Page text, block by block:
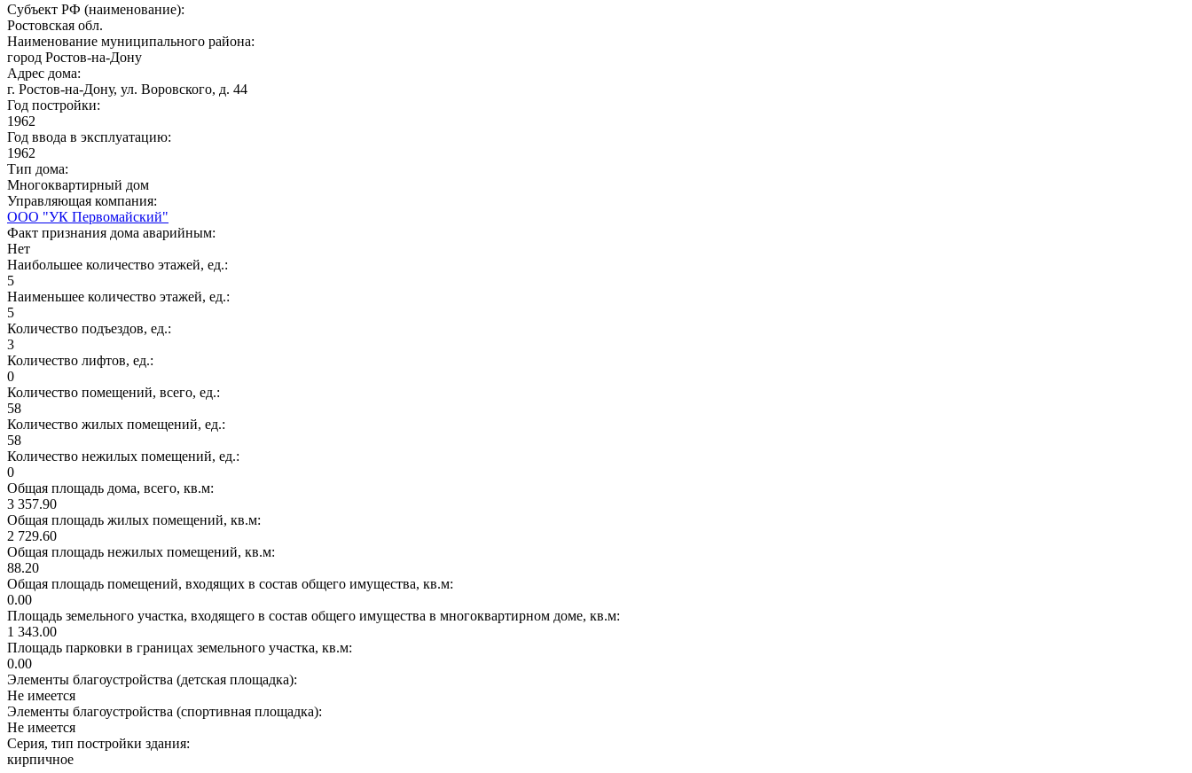
Субъект РФ (наименование):
Ростовская обл.
Наименование муниципального района:
город Ростов-на-Дону
Адрес дома:
г. Ростов-на-Дону, ул. Воровского, д. 44
Год постройки:
1962
Год ввода в эксплуатацию:
1962
Тип дома:
Многоквартирный дом
Управляющая компания:
ООО "УК Первомайский"
Факт признания дома аварийным:
Нет
Наибольшее количество этажей, ед.:
5
Наименьшее количество этажей, ед.:
5
Количество подъездов, ед.:
3
Количество лифтов, ед.:
0
Количество помещений, всего, ед.:
58
Количество жилых помещений, ед.:
58
Количество нежилых помещений, ед.:
0
Общая площадь дома, всего, кв.м:
3 357.90
Общая площадь жилых помещений, кв.м:
2 729.60
Общая площадь нежилых помещений, кв.м:
88.20
Общая площадь помещений, входящих в состав общего имущества, кв.м:
0.00
Площадь земельного участка, входящего в состав общего имущества в многоквартирном доме, кв.м:
1 343.00
Площадь парковки в границах земельного участка, кв.м:
0.00
Элементы благоустройства (детская площадка):
Не имеется
Элементы благоустройства (спортивная площадка):
Не имеется
Серия, тип постройки здания:
кирпичное